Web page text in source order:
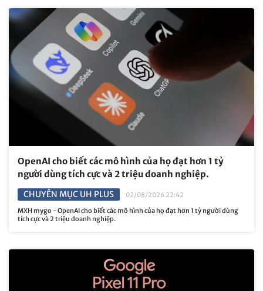
OpenAI cho biết các mô hình của họ đạt hơn 1 tỷ
người dùng tích cực và 2 triệu doanh nghiệp.
CHUYÊN MỤC UH PLUS
02/08/2026 22:42
MXH mygo - OpenAI cho biết các mô hình của họ đạt hơn 1 tỷ người dùng
tích cực và 2 triệu doanh nghiệp.